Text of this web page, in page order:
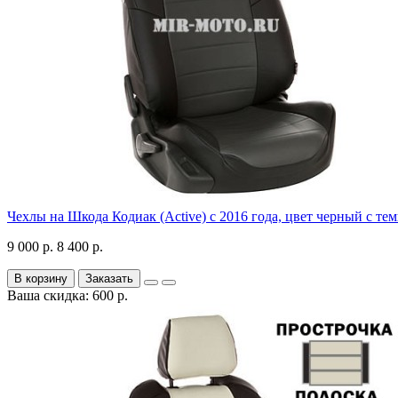
Чехлы на Шкода Кодиак (Active) с 2016 года, цвет черный с
9 000 р. 8 400 р.
В корзину Заказать
Ваша скидка: 600 р.